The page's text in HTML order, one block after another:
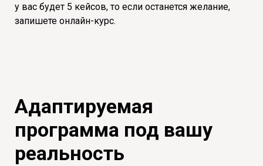
у вас будет 5 кейсов, то если останется желание,
запишете онлайн-курс.
Адаптируемая
программа под вашу
реальность